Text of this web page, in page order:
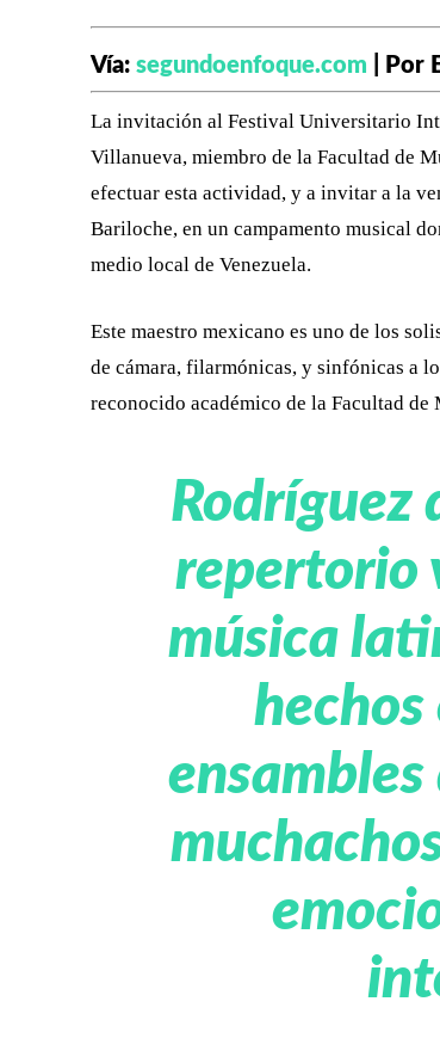
Vía: segundoenfoque.com | Por
La invitación al Festival Universitario
Villanueva, miembro de la Facultad de
efectuar esta actividad, y a invitar a la
Bariloche, en un campamento musical
medio local de Venezuela.
Este maestro mexicano es uno de los
de cámara, filarmónicas, y sinfónicas a
reconocido académico de la Facultad
Rodríguez
repertorio
música